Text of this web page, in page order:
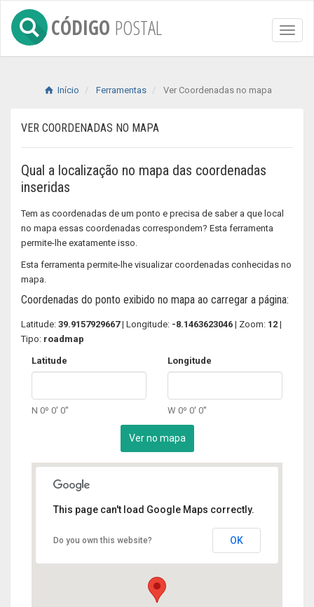
Toggle
CÓDIGO POSTAL
Início Ferramentas Ver Coordenadas no mapa
VER COORDENADAS NO MAPA
Qual a localização no mapa das coordenadas
inseridas
Tem as coordenadas de um ponto e precisa de saber a que local
no mapa essas coordenadas correspondem? Esta ferramenta
permite-lhe exatamente isso.
Esta ferramenta permite-lhe visualizar coordenadas conhecidas no
mapa.
Coordenadas do ponto exibido no mapa ao carregar a página:
Latitude: 39.9157929667| Longitude: -8.1463623046 | Zoom: 12 |
Tipo: roadmap
Latitude
N 0º 0' 0''
Longitude
W 0º 0' 0''
This page can't load Google Maps correctly.
Do you own this website? OK